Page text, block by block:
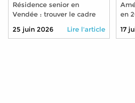
Résidence senior en
Vendée : trouver le cadre
25 juin 2026 Lire l'article
en
17